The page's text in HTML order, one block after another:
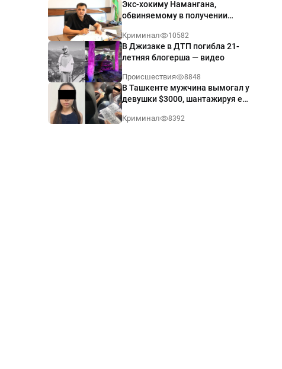
Экс-хокиму Намангана,
обвиняемому в получении
приговор
Криминал 10582
В Джизаке в ДТП погибла 21-
летняя блогерша — видео
Происшествия 8848
В Ташкенте мужчина вымогал у
девушки $3000, шантажируя её
Криминал 8392